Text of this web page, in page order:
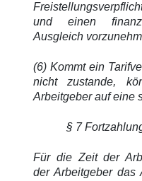
und einen
Ausgleich
(6) Kommt ein
nicht zustande,
Arbeitgeber auf eine
§ 7
Für die Zeit der
der Arbeitgeber das